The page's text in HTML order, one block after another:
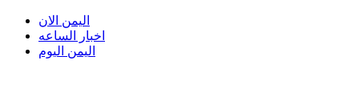
اليمن الان
اخبار الساعه
اليمن اليوم